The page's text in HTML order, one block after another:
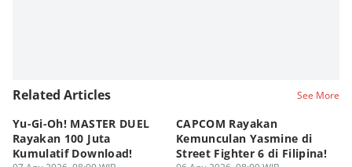
Related Articles See More
Yu-Gi-Oh! MASTER DUEL
Rayakan 100 Juta
Kumulatif Download!
CAPCOM Rayakan
Kemunculan Yasmine di
Street Fighter 6 di Filipina!